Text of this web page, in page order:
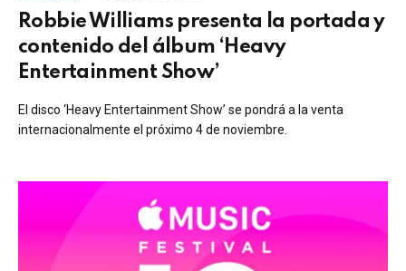
Robbie Williams presenta la portada y
contenido del álbum ‘Heavy
Entertainment Show’
El disco ‘Heavy Entertainment Show’ se pondrá a la venta
internacionalmente el próximo 4 de noviembre.